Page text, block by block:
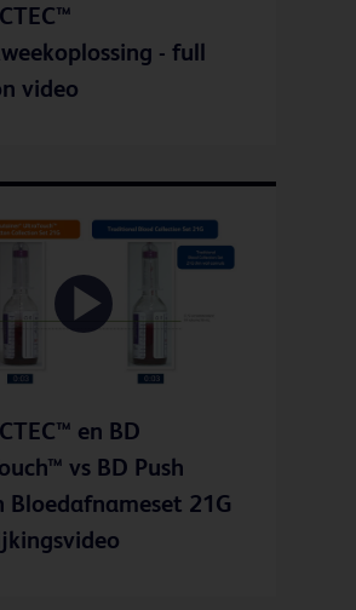
Video
- full
video
Play
Video
en BD
vs BD Push
Bloedafnameset 21G